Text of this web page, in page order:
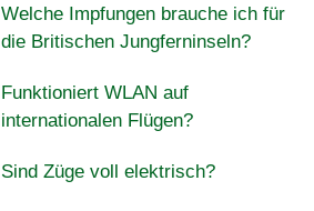
Welche Impfungen brauche ich für
die Britischen Jungferninseln?
Funktioniert WLAN auf
internationalen Flügen?
Sind Züge voll elektrisch?